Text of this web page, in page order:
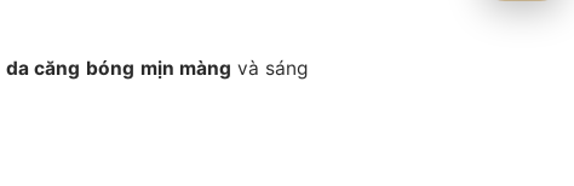
da căng bóng mịn màng và sáng